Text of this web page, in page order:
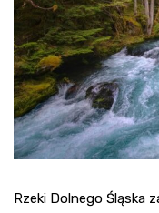
Rzeki Dolnego Śląska